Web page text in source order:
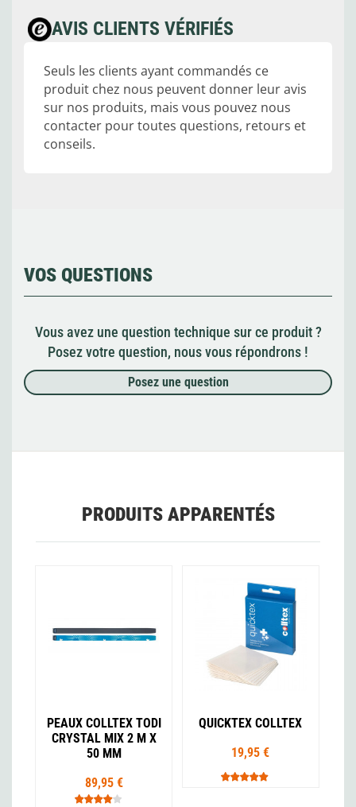
AVIS CLIENTS VÉRIFIÉS
Seuls les clients ayant commandés ce
produit chez nous peuvent donner leur avis
sur nos produits, mais vous pouvez nous
contacter pour toutes questions, retours et
conseils.
VOS QUESTIONS
Vous avez une question technique sur ce produit ?
Posez votre question, nous vous répondrons !
Posez une question
PRODUITS APPARENTÉS
PEAUX COLLTEX TODI
CRYSTAL MIX 2 M X
50 MM
89,95 €
QUICKTEX COLLTEX
19,95 €